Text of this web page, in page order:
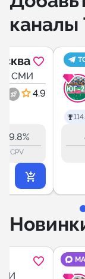
каналы
и СМИ
4.9
9.8%
CPV